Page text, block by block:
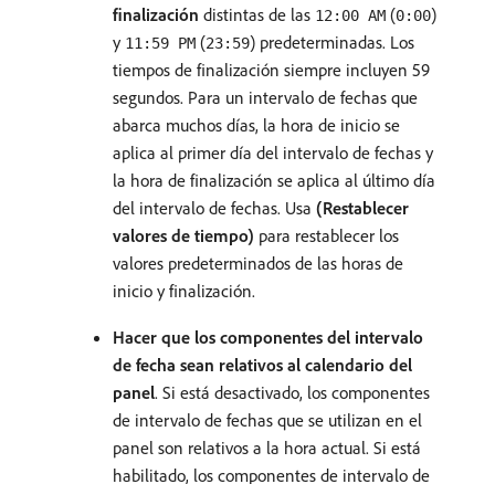
finalización distintas de las 12:00 AM (0:00)
y 11:59 PM (23:59) predeterminadas. Los
tiempos de finalización siempre incluyen 59
segundos. Para un intervalo de fechas que
abarca muchos días, la hora de inicio se
aplica al primer día del intervalo de fechas y
la hora de finalización se aplica al último día
del intervalo de fechas. Usa (Restablecer
valores de tiempo) para restablecer los
valores predeterminados de las horas de
inicio y finalización.
Hacer que los componentes del intervalo
de fecha sean relativos al calendario del
panel. Si está desactivado, los componentes
de intervalo de fechas que se utilizan en el
panel son relativos a la hora actual. Si está
habilitado, los componentes de intervalo de